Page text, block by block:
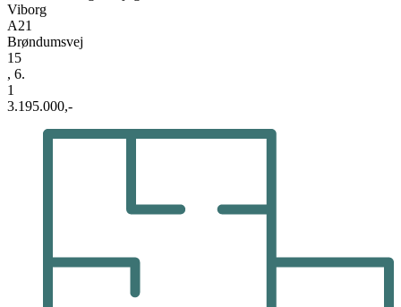
Viborg
A21
Brøndumsvej
15
, 6.
1
3.195.000,-